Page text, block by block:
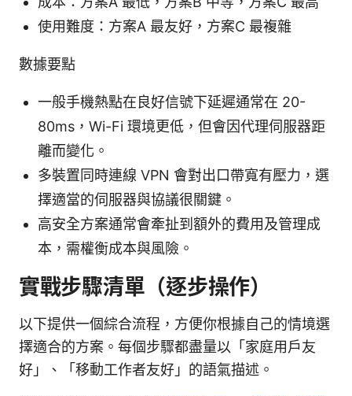
使用難度：方案A 最友好，方案C 最複雜
數據要點
一般手機熱點在良好信號下延遲通常在 20-
80ms，Wi-Fi 環境更低，但會因代理伺服器距
離而變化。
多裝置同時連線 VPN 會對出口帶寬有壓力，選
擇適當的伺服器與協議很關鍵。
高安全方案通常會牽扯到額外的費用及管理成
本，需權衡成本與風險。
實戰步驟清單（逐步操作）
以下提供一個綜合流程，方便你根據自己的情境選
擇適合的方案。每個步驟都盡量以「家庭用戶友
好」、「移動工作者友好」的語氣描述。